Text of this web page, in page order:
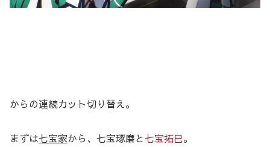
からの連続カット切り替え。
まずは七宝家から、七宝琢磨と七宝拓巳。